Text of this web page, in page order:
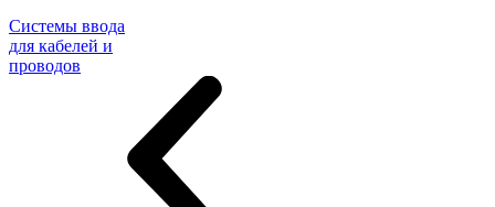
Системы ввода
для кабелей и
проводов